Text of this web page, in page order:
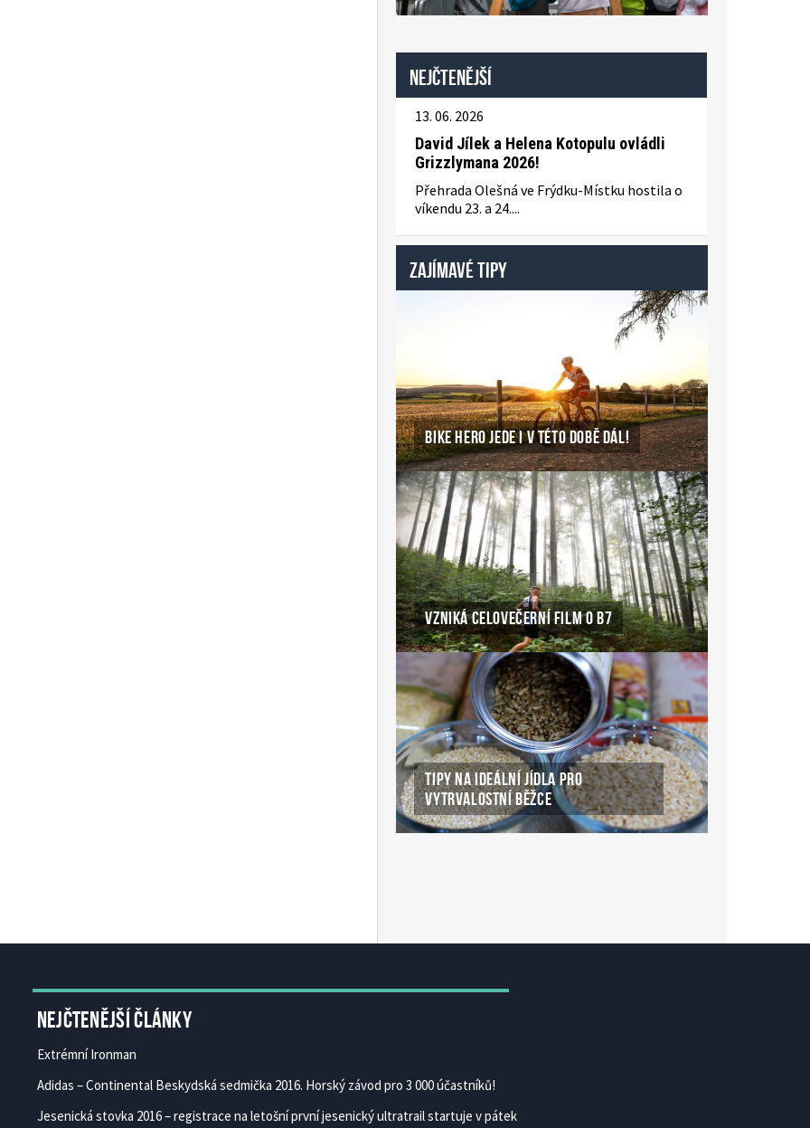
Nejčtenější
13. 06. 2026
David Jílek a Helena Kotopulu ovládli
Grizzlymana 2026!
Přehrada Olešná ve Frýdku-Místku hostila o
víkendu 23. a 24....
ZAJÍMAVÉ TIPY
BIKE HERO JEDE I V TÉTO DOBĚ DÁL!
VZNIKÁ CELOVEČERNÍ FILM O B7
TIPY NA IDEÁLNÍ JÍDLA PRO
VYTRVALOSTNÍ BĚŽCE
Nejčtenější články
Extrémní Ironman
Adidas – Continental Beskydská sedmička 2016. Horský závod pro 3 000 účastníků!
Jesenická stovka 2016 – registrace na letošní první jesenický ultratrail startuje v pátek